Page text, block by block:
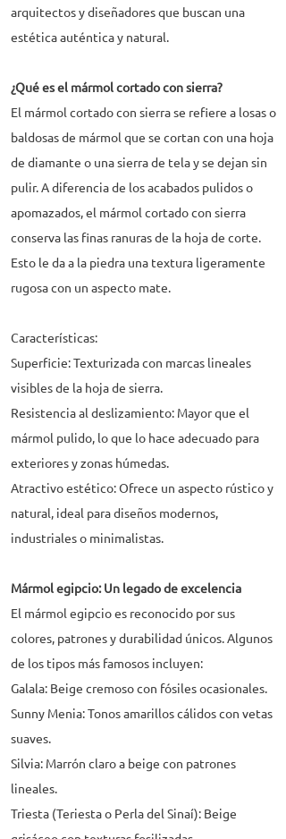
arquitectos y diseñadores que buscan una
estética auténtica y natural.
¿Qué es el mármol cortado con sierra?
El mármol cortado con sierra se refiere a losas o
baldosas de mármol que se cortan con una hoja
de diamante o una sierra de tela y se dejan sin
pulir. A diferencia de los acabados pulidos o
apomazados, el mármol cortado con sierra
conserva las finas ranuras de la hoja de corte.
Esto le da a la piedra una textura ligeramente
rugosa con un aspecto mate.
Características:
Superficie: Texturizada con marcas lineales
visibles de la hoja de sierra.
Resistencia al deslizamiento: Mayor que el
mármol pulido, lo que lo hace adecuado para
exteriores y zonas húmedas.
Atractivo estético: Ofrece un aspecto rústico y
natural, ideal para diseños modernos,
industriales o minimalistas.
Mármol egipcio: Un legado de excelencia
El mármol egipcio es reconocido por sus
colores, patrones y durabilidad únicos. Algunos
de los tipos más famosos incluyen:
Galala: Beige cremoso con fósiles ocasionales.
Sunny Menia: Tonos amarillos cálidos con vetas
suaves.
Silvia: Marrón claro a beige con patrones
lineales.
Triesta (Teriesta o Perla del Sinaí): Beige